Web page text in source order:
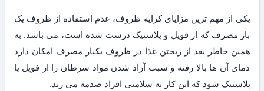
یکی از مهم ترین مزایای کرایه ظروف، عدم استفاده از ظروف یک
بار مصرف که از فویل و پلاستیک درست شده است، می باشد. به
همین خاطر بعد از ریختن غذا در ظروف یکبار مصرف امکان دارد
دمای آن ها بالا رفته و سبب آزاد شدن مواد سرطان زا از فویل یا
پلاستیک شود که این کار به سلامتی افراد صدمه می زند.